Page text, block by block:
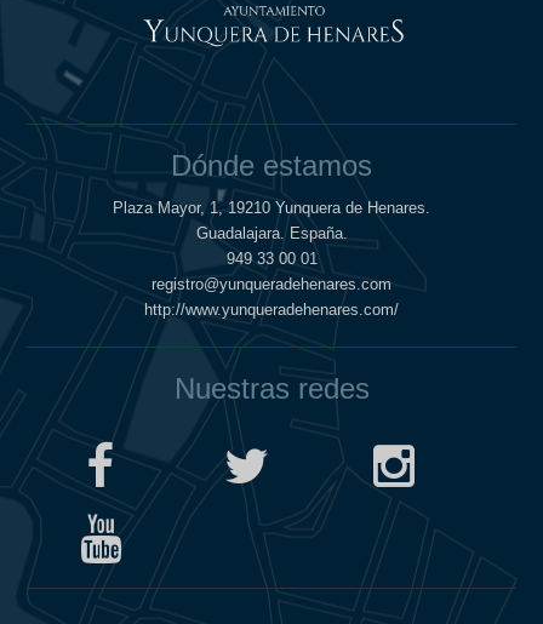
Dónde estamos
Plaza Mayor, 1, 19210 Yunquera de Henares.
Guadalajara. España.
949 33 00 01
registro@yunqueradehenares.com
http://www.yunqueradehenares.com/
Nuestras redes